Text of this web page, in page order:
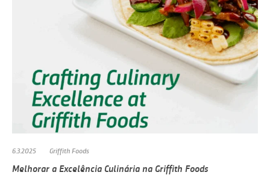
6.3.2025 Griffith Foods
Melhorar a Excelência Culinária na Griffith Foods